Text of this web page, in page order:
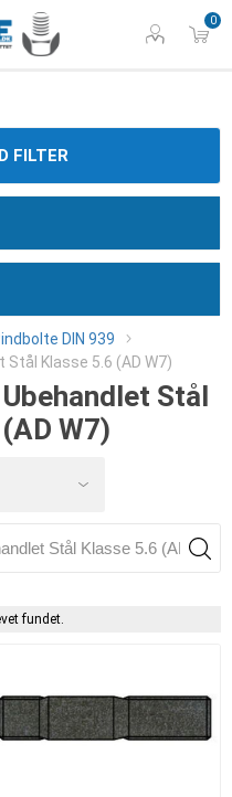
0
DIN 939
Stål Klasse 5.6 (AD W7)
Stål
W7)
fundet.
FILTER